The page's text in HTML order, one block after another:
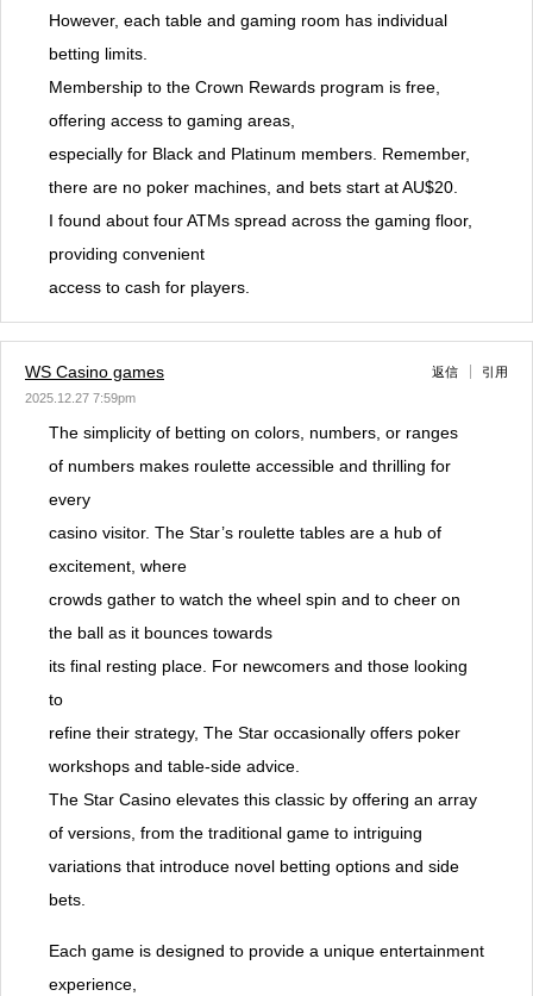
However, each table and gaming room has individual
betting limits.
Membership to the Crown Rewards program is free,
offering access to gaming areas,
especially for Black and Platinum members. Remember,
there are no poker machines, and bets start at AU$20.
I found about four ATMs spread across the gaming floor,
providing convenient
access to cash for players.
WS Casino games
2025.12.27 7:59pm
返信 引用
The simplicity of betting on colors, numbers, or ranges
of numbers makes roulette accessible and thrilling for
every
casino visitor. The Star’s roulette tables are a hub of
excitement, where
crowds gather to watch the wheel spin and to cheer on
the ball as it bounces towards
its final resting place. For newcomers and those looking
to
refine their strategy, The Star occasionally offers poker
workshops and table-side advice.
The Star Casino elevates this classic by offering an array
of versions, from the traditional game to intriguing
variations that introduce novel betting options and side
bets.
Each game is designed to provide a unique entertainment
experience,